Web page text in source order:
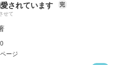
されています
完
せて
ージ